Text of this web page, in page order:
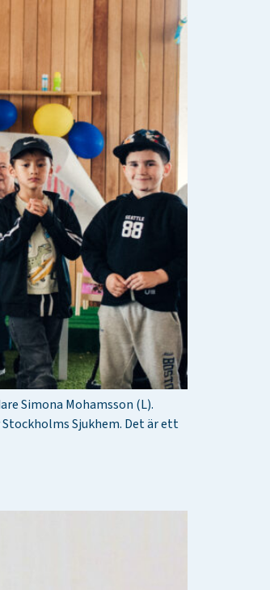
Simona Mohamsson (L).
Sjukhem. Det är ett